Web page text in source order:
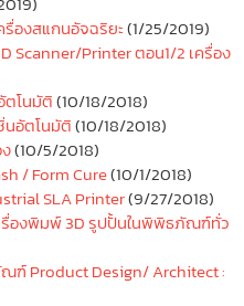
รื่องสแกนอัจฉริยะ(1/25/2019)
Scanner/Printer ตอน1/2 เครื่อง
ตโนมัติ(10/18/2018)
นอัตโนมัติ(10/18/2018)
(10/5/2018)
/ Form Cure(10/1/2018)
SLA Printer(9/27/2018)
รื่องพิมพ์ 3D รูปปั้นในพิพิธภัณฑ์ทั่ว
ฑ์ Product Design/ Architect :